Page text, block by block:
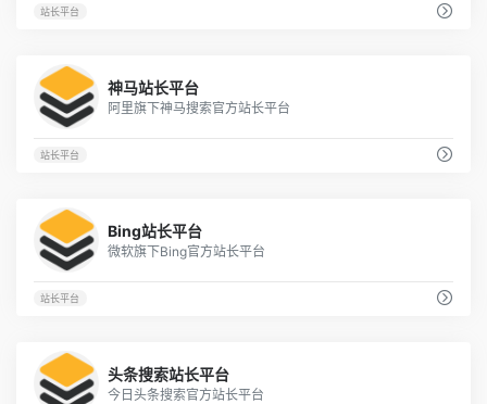
站长平台
神马站长平台
阿里旗下神马搜索官方站长平台
站长平台
Bing站长平台
微软旗下Bing官方站长平台
站长平台
头条搜索站长平台
今日头条搜索官方站长平台